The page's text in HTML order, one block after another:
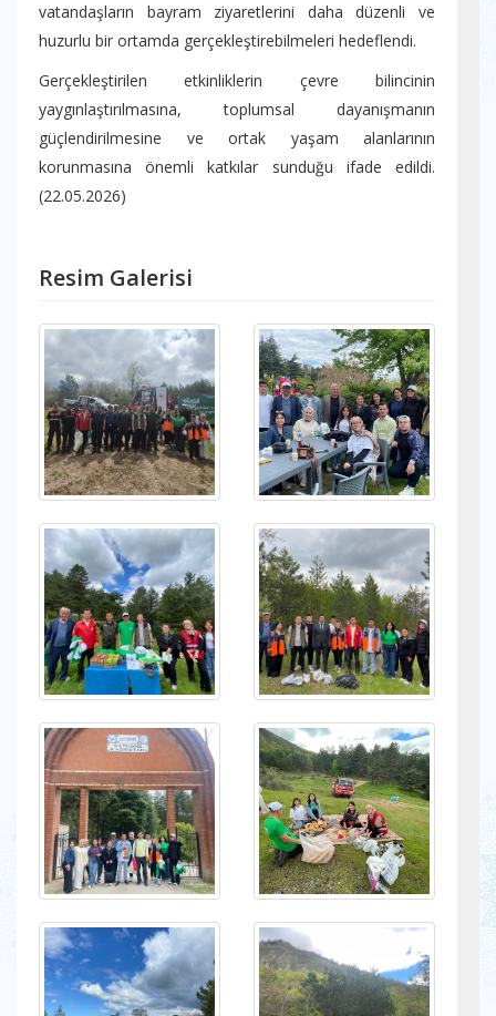
vatandaşların bayram ziyaretlerini daha düzenli ve
huzurlu bir ortamda gerçekleştirebilmeleri hedeflendi.
Gerçekleştirilen etkinliklerin çevre bilincinin
yaygınlaştırılmasına, toplumsal dayanışmanın
güçlendirilmesine ve ortak yaşam alanlarının
korunmasına önemli katkılar sunduğu ifade edildi.
(22.05.2026)
Resim Galerisi